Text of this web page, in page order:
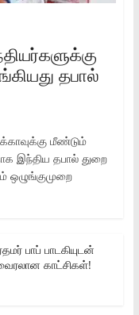
தபால்
மீண்டும்
இந்திய தபால் துறை
ஒழுங்குமுறை
பாப் பாடகியுடன்
காட்சிகள்!